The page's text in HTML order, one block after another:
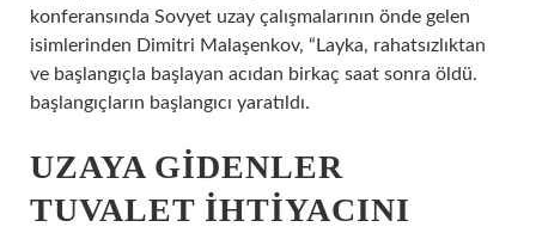
konferansında Sovyet uzay çalışmalarının önde gelen
isimlerinden Dimitri Malaşenkov, “Layka, rahatsızlıktan
ve başlangıçla başlayan acıdan birkaç saat sonra öldü.
başlangıçların başlangıcı yaratıldı.
UZAYA GIDENLER
TUVALET IHTIYACINI